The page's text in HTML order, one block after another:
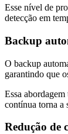
Esse nível de
detecção em
Backup
O backup
garantindo que
Essa
contínua torna a
Redução de